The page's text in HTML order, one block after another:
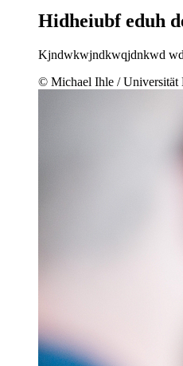
Hidheiubf eduh
Kjndwkwjndkwqjdnkwd
© Michael Ihle / Universität